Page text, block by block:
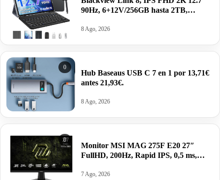
90Hz, 6+12V/256GB hasta 2TB,
8400mAh+accesorios por 169€ antes
8 Ago, 2026
0
Hub Baseaus USB C 7 en 1 por 13,71€
antes 21,93€.
8 Ago, 2026
0
Monitor MSI MAG 275F E20 27″
FullHD, 200Hz, Rapid IPS, 0,5 ms,
7 Ago, 2026